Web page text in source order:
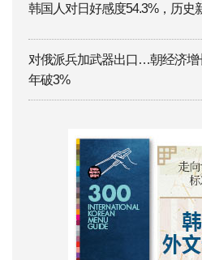
韩国人对日好感度54.3%，历史
对俄派兵加武器出口…朝经济增
年破3%